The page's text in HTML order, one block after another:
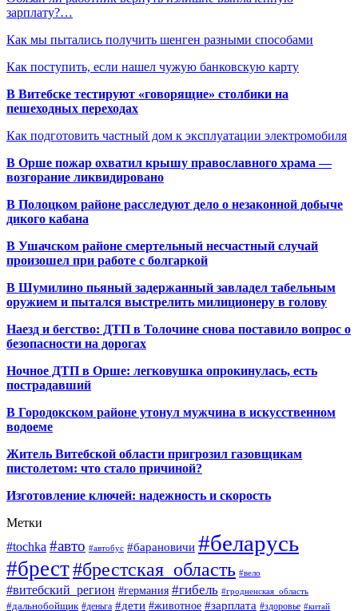
зарплату?…
Как мы пытались получить шенген разными способами
Как поступить, если нашел чужую банковскую карту
В Витебске тестируют «говорящие» столбики на
пешеходных переходах
Как подготовить частный дом к эксплуатации электромобиля
В Орше пожар охватил крышу православного храма —
возгорание ликвидировано
В Полоцком районе расследуют дело о незаконной добыче
дикого кабана
В Ушачском районе смертельный несчастный случай
произошел при работе с болгаркой
В Шумилино пьяный задержанный завладел табельным
оружием и пытался выстрелить милиционеру в голову
Наезд и бегство: ДТП в Толочине снова поставило вопрос о
безопасности на дорогах
Ночное ДТП в Орше: легковушка опрокинулась, есть
пострадавший
В Городокском районе утонул мужчина в искусственном
водоеме
Житель Витебской области пригрозил газовщикам
пистолетом: что стало причиной?
Изготовление ключей: надежность и скорость
Метки
#tochka #авто #автобус #барановичи #беларусь
#брест#брестская_область #вело
#витебский_регион #германия #гибель #гродненская_область
#дальнобойщик #деньга #дети #животное #зарплата #здоровье #китай